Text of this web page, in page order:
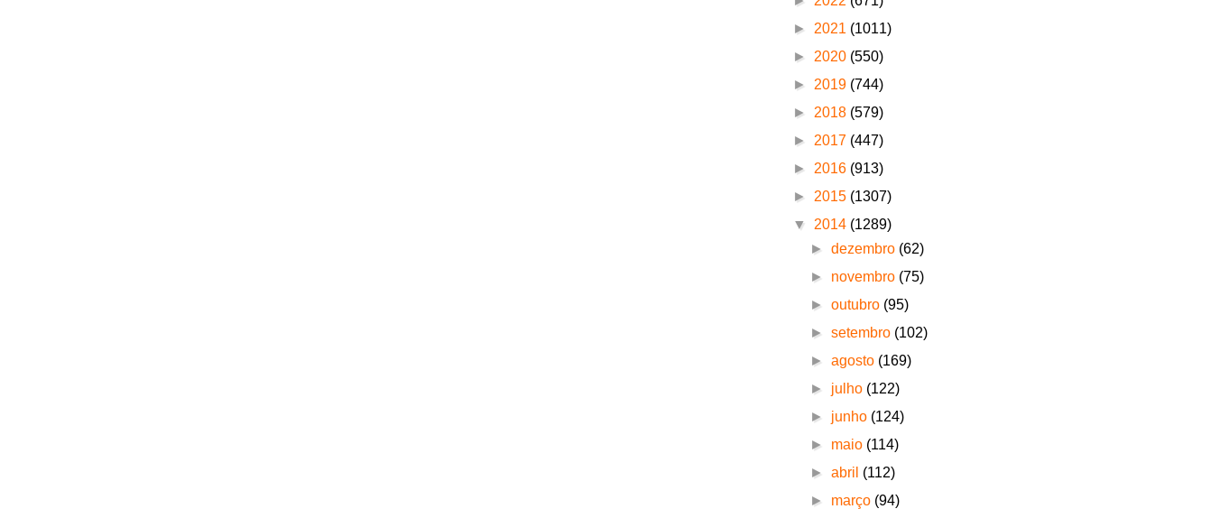
► 2021 (1011)
► 2020 (550)
► 2019 (744)
► 2018 (579)
► 2017 (447)
► 2016 (913)
► 2015 (1307)
▼ 2014 (1289)
►dezembro (62)
► novembro (75)
►outubro (95)
►setembro (102)
►agosto (169)
► julho (122)
► junho (124)
► maio (114)
►abril (112)
► março (94)